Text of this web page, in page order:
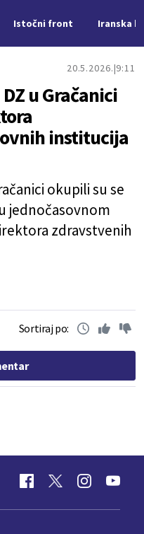
Istočni front Iranska
20.5.2026. 9:11
u Gračanici
institucija
okupili su se
jednočasovnom
zdravstvenih
Sortiraj po: